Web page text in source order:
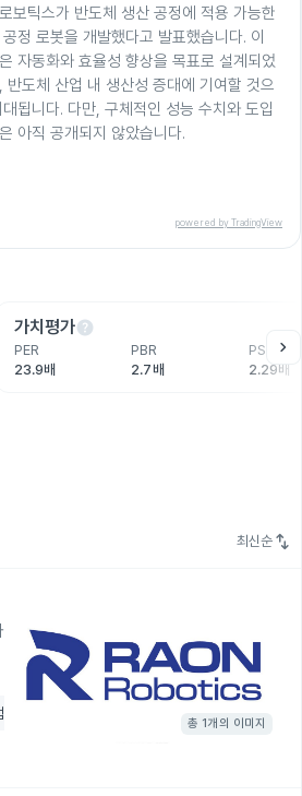
보틱스가 반도체 생산 공정에 적용 가능한
정 로봇을 개발했다고 발표했습니다. 이
자동화와 효율성 향상을 목표로 설계되었
반도체 산업 내 생산성 증대에 기여할 것으
됩니다. 다만, 구체적인 성능 수치와 도입
아직 공개되지 않았습니다.
powered by TradingView
가치평가help
PER
23.9배
PBR
2.7배
PSR
2.29배
chevron_right
최신순 swap_vert
총 1개의 이미지